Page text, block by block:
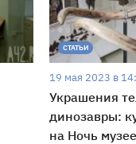
СТАТЬИ
19 мая 2023 в
Украшения
динозавры:
на Ночь